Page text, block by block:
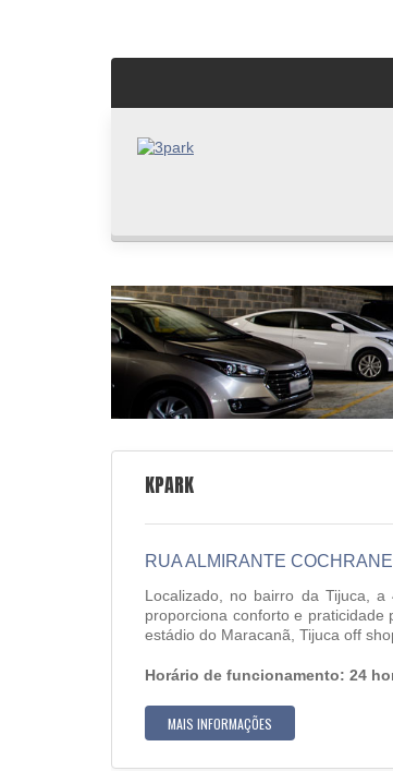
KPARK
RUA ALMIRANTE
Localizado, no bairro da Tijuca,
proporciona conforto e praticidade
estádio do Maracanã, Tijuca off
Horário de funcionamento: 24
MAIS INFORMAÇÕES